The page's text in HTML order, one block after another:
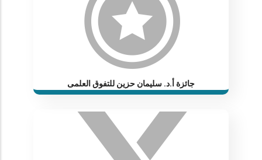
جائزة أ.د. سليمان حزين للتفوق العلمى